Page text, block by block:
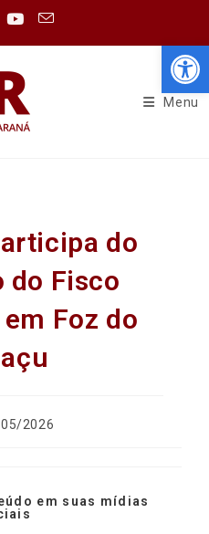
Menu
do
do Fisco
Foz do
2026
em suas mídias